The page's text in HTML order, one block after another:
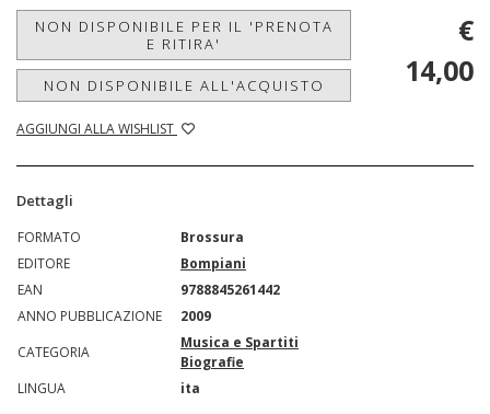
NON DISPONIBILE PER IL 'PRENOTA
E RITIRA'
NON DISPONIBILE ALL'ACQUISTO
AGGIUNGI ALLA WISHLIST
€
14,00
Dettagli
FORMATO
Brossura
EDITORE
Bompiani
EAN
9788845261442
ANNO PUBBLICAZIONE
2009
CATEGORIA
Musica e Spartiti
Biografie
LINGUA
ita